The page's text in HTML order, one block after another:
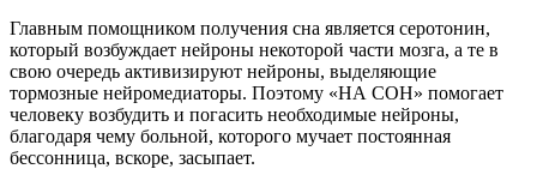
Главным помощником получения сна является серотонин,
который возбуждает нейроны некоторой части мозга, а те в
свою очередь активизируют нейроны, выделяющие
тормозные нейромедиаторы. Поэтому «НА СОН» помогает
человеку возбудить и погасить необходимые нейроны,
благодаря чему больной, которого мучает постоянная
бессонница, вскоре, засыпает.